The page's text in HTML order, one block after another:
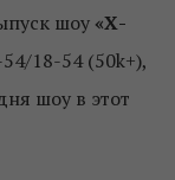
шоу «Х-
18-54 (50k+),
шоу в этот